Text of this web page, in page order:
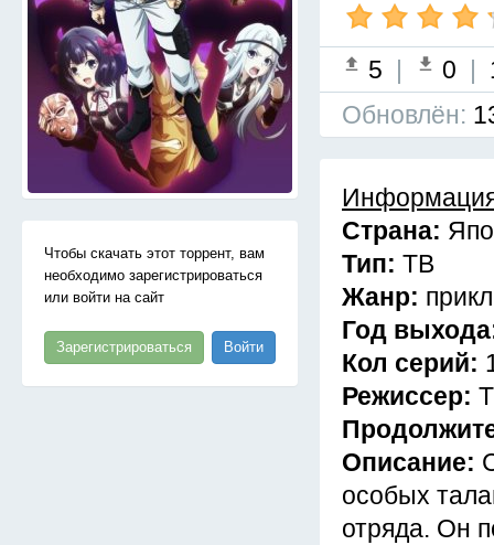
Чтобы скачать этот торрент, вам
необходимо зарегистрироваться
или войти на сайт
Зарегистрироваться Войти
5 | 0 |
Обновлён:
Страна:
Тип: ТВ
Жанр:
Год
Кол серий:
Режиссер:
Описание:
особых
отряда. Он